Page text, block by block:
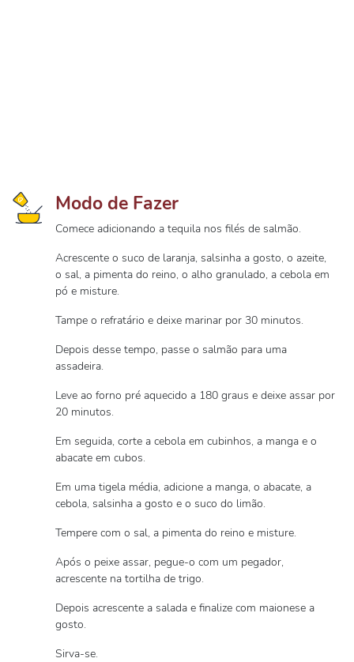
Modo de Fazer
Comece adicionando a tequila nos filés de salmão.
Acrescente o suco de laranja, salsinha a gosto, o azeite,
o sal, a pimenta do reino, o alho granulado, a cebola em
pó e misture.
Tampe o refratário e deixe marinar por 30 minutos.
Depois desse tempo, passe o salmão para uma
assadeira.
Leve ao forno pré aquecido a 180 graus e deixe assar por
20 minutos.
Em seguida, corte a cebola em cubinhos, a manga e o
abacate em cubos.
Em uma tigela média, adicione a manga, o abacate, a
cebola, salsinha a gosto e o suco do limão.
Tempere com o sal, a pimenta do reino e misture.
Após o peixe assar, pegue-o com um pegador,
acrescente na tortilha de trigo.
Depois acrescente a salada e finalize com maionese a
gosto.
Sirva-se.